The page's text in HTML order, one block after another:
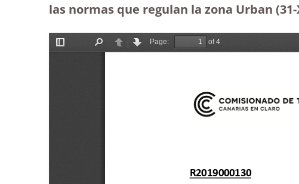
las normas que regulan la zona Urban (31-